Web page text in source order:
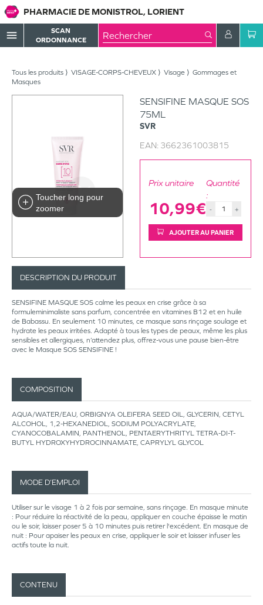
PHARMACIE DE MONISTROL, LORIENT
menu
SCAN
ORDONNANCE
Tous les produits VISAGE-CORPS-CHEVEUX Visage
Gommages et
Masques
Toucher long pour
zoomer
SENSIFINE MASQUE SOS
75ML
SVR
EAN: 3662361003815
Prix unitaire
10,99€
Quantité
:
- +
AJOUTER AU PANIER
DESCRIPTION DU PRODUIT
SENSIFINE MASQUE SOS calme les peaux en crise grâce à sa
formuleminimaliste sans parfum, concentrée en vitamines B12 et en huile
de Babassu. En seulement 10 minutes, ce masque sans rinçage soulage et
hydrate les peaux irritées. Adapté à tous les types de peaux, même les plus
sensibles et allergiques, n’attendez plus, offrez-vous une pause bien-être
avec le Masque SOS SENSIFINE !
COMPOSITION
AQUA/WATER/EAU, ORBIGNYA OLEIFERA SEED OIL, GLYCERIN, CETYL
ALCOHOL, 1,2-HEXANEDIOL, SODIUM POLYACRYLATE,
CYANOCOBALAMIN, PANTHENOL, PENTAERYTHRITYL TETRA-DI-T-
BUTYL HYDROXYHYDROCINNAMATE, CAPRYLYL GLYCOL
MODE D’EMPLOI
Utiliser sur le visage 1 à 2 fois par semaine, sans rinçage. En masque minute
: Pour réduire la réactivité de la peau, appliquer en couche épaisse le matin
ou le soir, laisser poser 5 à 10 minutes puis retirer l'excédent. En masque de
nuit : Pour apaiser les peaux en crise, appliquer le soir et laisser infuser les
actifs toute la nuit.
CONTENU